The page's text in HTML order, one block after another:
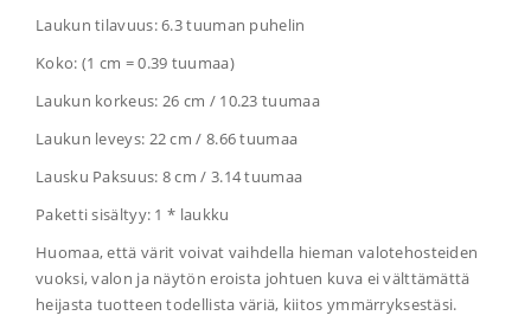
Laukun tilavuus: 6.3 tuuman puhelin
Koko: (1 cm = 0.39 tuumaa)
Laukun korkeus: 26 cm / 10.23 tuumaa
Laukun leveys: 22 cm / 8.66 tuumaa
Lausku Paksuus: 8 cm / 3.14 tuumaa
Paketti sisältyy: 1 * laukku
Huomaa, että värit voivat vaihdella hieman valotehosteiden
vuoksi, valon ja näytön eroista johtuen kuva ei välttämättä
heijasta tuotteen todellista väriä, kiitos ymmärryksestäsi.